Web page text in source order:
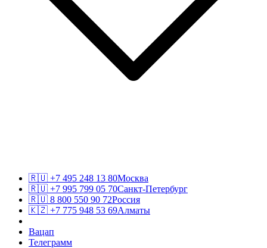
🇷🇺 +7 495 248 13 80Москва
🇷🇺 +7 995 799 05 70Санкт-Петербург
🇷🇺 8 800 550 90 72Россия
🇰🇿 +7 775 948 53 69Алматы
Вацап
Телеграмм